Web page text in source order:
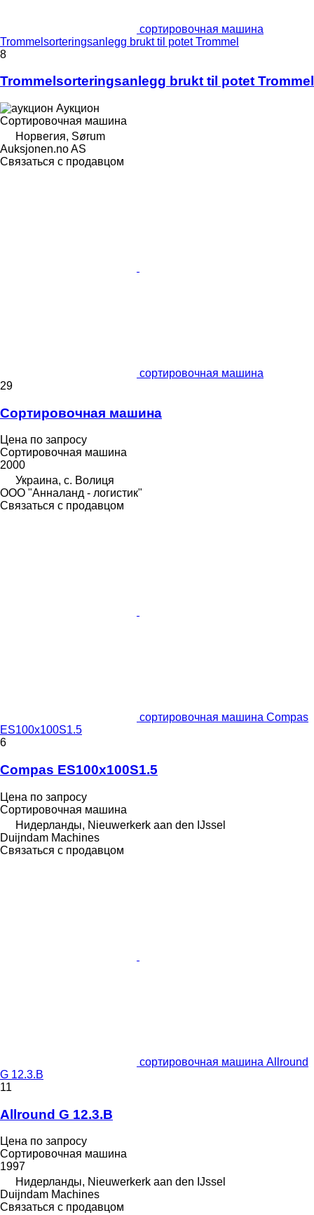
сортировочная машина
Trommelsorteringsanlegg brukt til potet Trommel
8
Trommelsorteringsanlegg brukt til potet Trommel
Аукцион
Сортировочная машина
Норвегия, Sørum
Auksjonen.no AS
Связаться с продавцом
сортировочная машина
29
Сортировочная машина
Цена по запросу
Сортировочная машина
2000
Украина, с. Волиця
ООО "Анналанд - логистик"
Связаться с продавцом
сортировочная машина Compas
ES100x100S1.5
6
Compas ES100x100S1.5
Цена по запросу
Сортировочная машина
Нидерланды, Nieuwerkerk aan den IJssel
Duijndam Machines
Связаться с продавцом
сортировочная машина Allround
G 12.3.B
11
Allround G 12.3.B
Цена по запросу
Сортировочная машина
1997
Нидерланды, Nieuwerkerk aan den IJssel
Duijndam Machines
Связаться с продавцом